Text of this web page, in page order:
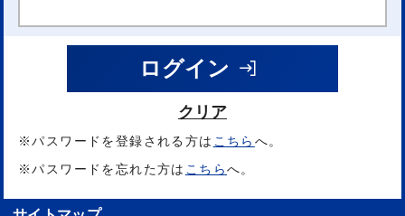
ログイン
クリア
※パスワードを登録される方は こちら へ。
※パスワードを忘れた方は こちらへ。